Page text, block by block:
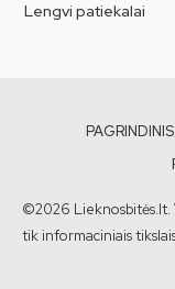
Lengvi patiekalai
PAGRINDINIS
©2026 Lieknosbitės.lt.
tik informaciniais